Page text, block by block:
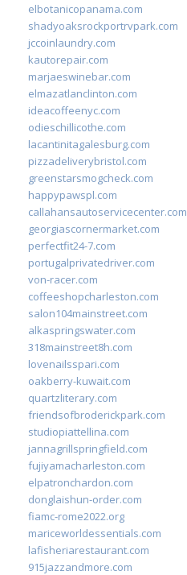
elbotanicopanama.com
shadyoaksrockportrvpark.com
jccoinlaundry.com
kautorepair.com
marjaeswinebar.com
elmazatlanclinton.com
ideacoffeenyc.com
odieschillicothe.com
lacantinitagalesburg.com
pizzadeliverybristol.com
greenstarsmogcheck.com
happypawspl.com
callahansautoservicecenter.com
georgiascornermarket.com
perfectfit24-7.com
portugalprivatedriver.com
von-racer.com
coffeeshopcharleston.com
salon104mainstreet.com
alkaspringswater.com
318mainstreet8h.com
lovenailsspari.com
oakberry-kuwait.com
quartzliterary.com
friendsofbroderickpark.com
studiopiattellina.com
jannagrillspringfield.com
fujiyamacharleston.com
elpatronchardon.com
donglaishun-order.com
fiamc-rome2022.org
mariceworldessentials.com
lafisheriarestaurant.com
915jazzandmore.com